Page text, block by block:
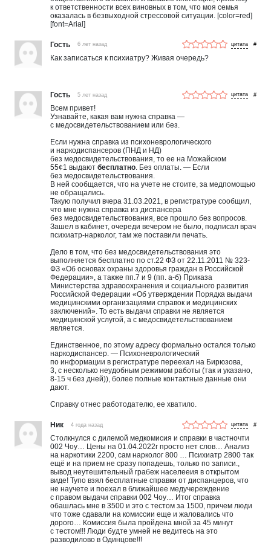
к ответственности всех виновных в том, что моя семья
оказалась в безвыходной стрессовой ситуации. [color=red]
[font=Arial]
Гость 6 лет назад #
Как записаться к психиатру? Живая очередь?
Гость 5 лет назад #
Всем привет!
Узнавайте, какая вам нужна справка —
с медосвидетельствованием или без.
Если нужна справка из психоневрологического
и наркодиспансеров (ПНД и НД)
без медосвидетельствования, то ее на Можайском
55¢1 выдаютбесплатно. Без оплаты. — Если
без медосвидетельствования.
В ней сообщается, что на учете не стоите, за медпомощью
не обращались.
Такую получил вчера 31.03.2021, в регистратуре сообщил,
что мне нужна справка из диспансера
без медосвидетельствования, все прошло без вопросов.
Зашел в кабинет, очереди вечером не было, подписал врач
психиатр-нарколог, там же поставили печать.
Дело в том, что без медосвидетельствования это
выполняется бесплатно по ст.22 ФЗ от 22.11.2011 № 323-
ФЗ «Об основах охраны здоровья граждан в Российской
Федерации», а также пп.7 и 9 (пп. а-б) Приказа
Министерства здравоохранения и социального развития
Российской Федерации «Об утверждении Порядка выдачи
медицинскими организациями справок и медицинских
заключений». То есть выдачи справки не является
медицинской услугой, а с медосвидетельствованием
является.
Единственное, по этому адресу формально остался только
наркодиспансер. — Психоневрологический
по информации в регистратуре переехал на Бирюзова,
3, с несколько неудобным режимом работы (так и указано,
8-15 ч без дней)), более полные контактные данные они
дают.
Справку отнес работодателю, ее хватило.
Ник 4 года назад #
Столкнулся с дилемой медкомисия и справки в частночти
002 Чоу… Цены на 01.04.2022г просто нет слов… Анализ
на наркотики 2200, сам нарколог 800 … Психиатр 2800 так
ещё и на прием не сразу попадешь, только по записи.,
вывод неутешительный грабеж населееия в открытом
виде! Тупо взял бесплатные справки от диспанцеров, что
не научете и поехал в ближайшее медучереждение
с правом выдачи справки 002 Чоу… Итог справка
обашлась мне в 3500 и это с тестом за 1500, причем люди
что тоже сдавали на комиссии еще и жаловались что
дорого… Комиссия была пройдена мной за 45 минут
с тестом!!! Люди будте умней не ведитесь на это
разводилово в Одинцове!!!